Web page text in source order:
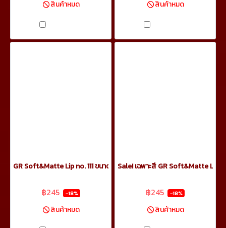
สินค้าหมด
สินค้าหมด
GR Soft&Matte Lip no. 111 ขนาด 5.5ml
฿245 -18%
สินค้าหมด
Sale! เฉพาะสี GR Soft&Matte Lip
฿245 -18%
สินค้าหมด